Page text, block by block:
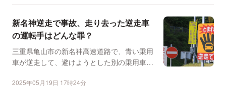
新名神逆走で事故、走り去った逆走車
の運転手はどんな罪？
三重県亀山市の新名神高速道路で、青い乗用
車が逆走して、避けようとした別の乗用車に
2025年05月19日 17時24分